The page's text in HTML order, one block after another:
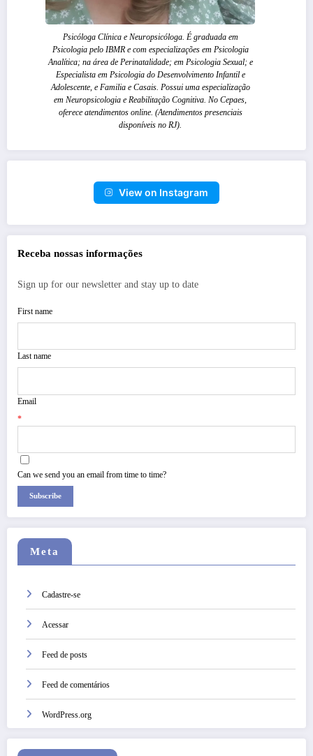
Psicóloga Clínica e Neuropsicóloga. É graduada em
Psicologia pelo IBMR e com especializações em Psicologia
Analítica; na área de Perinatalidade; em Psicologia Sexual; e
Especialista em Psicologia do Desenvolvimento Infantil e
Adolescente, e Familia e Casais. Possui uma especialização
em Neuropsicologia e Reabilitação Cognitiva. No Cepaes,
oferece atendimentos online. (Atendimentos presenciais
disponíveis no RJ).
View on Instagram
Receba nossas informações
Sign up for our newsletter and stay up to date
First name
Last name
Email
*
Can we send you an email from time to time?
Subscribe
Meta
Cadastre-se
Acessar
Feed de posts
Feed de comentários
WordPress.org